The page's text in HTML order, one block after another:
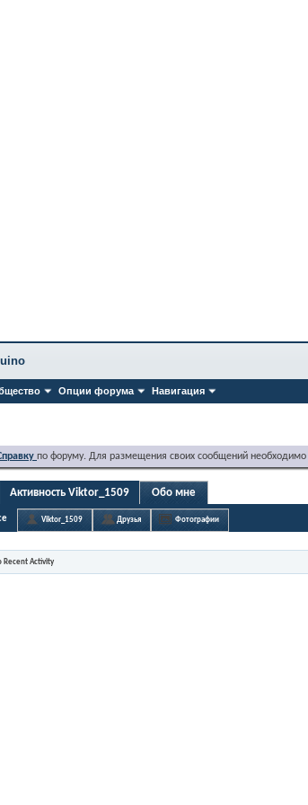
Опции форума Навигация
по форуму. Для размещения своих сообщений необходимо
Активность Viktor_1509 Обо мне
Viktor_1509 Друзья Фотографии
Recent Activity